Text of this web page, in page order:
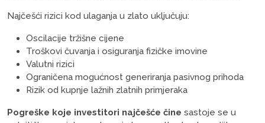
Najčešći rizici kod ulaganja u zlato uključuju:
Oscilacije tržišne cijene
Troškovi čuvanja i osiguranja fizičke imovine
Valutni rizici
Ograničena mogućnost generiranja pasivnog prihoda
Rizik od kupnje lažnih zlatnih primjeraka
Pogreške koje investitori najčešće čine sastoje se u